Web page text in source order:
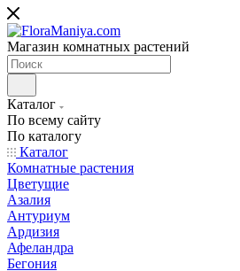
Магазин комнатных растений
Каталог
По всему сайту
По каталогу
Каталог
Комнатные растения
Цветущие
Азалия
Антуриум
Ардизия
Афеландра
Бегония